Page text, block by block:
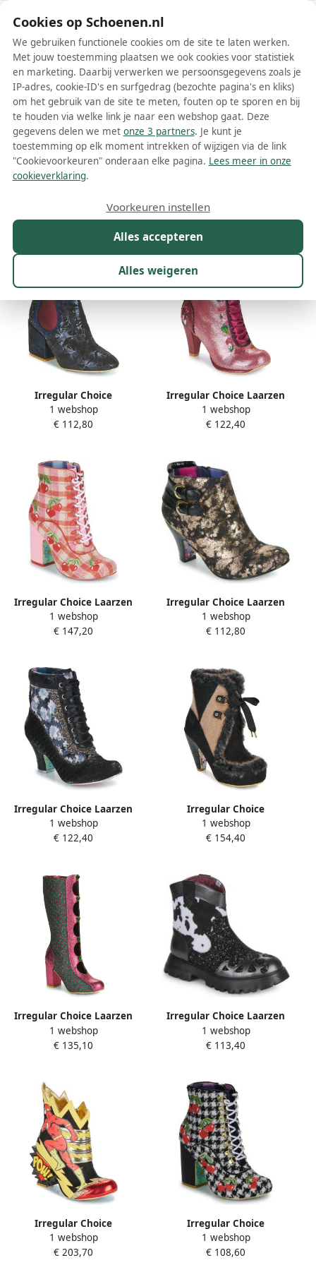
Schoenen.nl
Wis filters Alle filters
Irregular Choice dames laarzen
Meer lezen
Irregular Choice
Enkellaarzen KINGS ROAD
1 webshop
€ 112,80
Irregular Choice Laarzen
WOODLAND WANDER
1 webshop
€ 122,40
Irregular Choice Laarzen
FRUITY PICNIC
1 webshop
€ 147,20
Irregular Choice Laarzen
THINK ABOUT IT
1 webshop
€ 112,80
Irregular Choice Laarzen
HELLO THERE
1 webshop
€ 122,40
Irregular Choice
Enkellaarzen APPLE
TURNOVER
1 webshop
€ 154,40
Irregular Choice Laarzen
met hakken DITSY DARLING
1 webshop
€ 135,10
Irregular Choice Laarzen
STEP IN STYLE
1 webshop
€ 113,40
Irregular Choice
Enkellaarzen CHASING
JUSTICE
1 webshop
€ 203,70
Irregular Choice
Enkellaarzen FRUITY PICNIC
1 webshop
€ 108,60
Cookies op Schoenen.nl
We gebruiken functionele cookies om de site te laten werken.
Met jouw toestemming plaatsen we ook cookies voor statistiek
en marketing. Daarbij verwerken we persoonsgegevens zoals je
IP-adres, cookie-ID's en surfgedrag (bezochte pagina's en kliks)
om het gebruik van de site te meten, fouten op te sporen en bij
te houden via welke link je naar een webshop gaat. Deze
gegevens delen we met onze 3 partners. Je kunt je
toestemming op elk moment intrekken of wijzigen via de link
"Cookievoorkeuren" onderaan elke pagina. Lees meer in onze
cookieverklaring.
Alles accepteren
Alles weigeren
Voorkeuren instellen